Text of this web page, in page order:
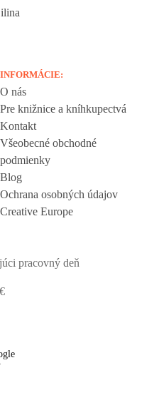
INFORMÁCIE:
O nás
Pre knižnice a kníhkupectvá
Kontakt
Všeobecné obchodné
podmienky
Blog
Ochrana osobných údajov
Creative Europe
pracovný deň
ponúkla skvelý zážitok z
nájdete na stránke Cookies.
na tomto webe, môžete to